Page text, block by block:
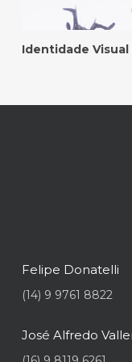
Identidade
Felipe Donatelli
(14) 9 9761 8822
José Alfredo